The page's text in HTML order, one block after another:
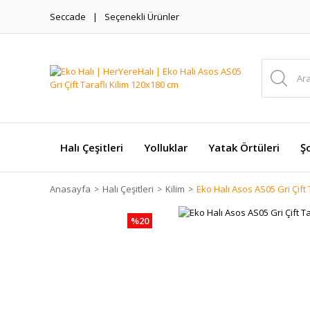
Seccade Seçenekli Ürünler
Halı Çeşitleri Yolluklar Yatak Örtüleri
Anasayfa Halı Çeşitleri Kilim Eko Halı Asos AS05 Gri
%20